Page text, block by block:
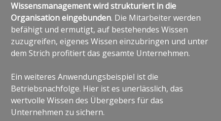
Wissensmanagement wird strukturiert in die
Organisation eingebunden. Die Mitarbeiter werden
befähigt und ermutigt, auf bestehendes Wissen
zuzugreifen, eigenes Wissen einzubringen und unter
dem Strich profitiert das gesamte Unternehmen.
Ein weiteres Anwendungsbeispiel ist die
Betriebsnachfolge. Hier ist es unerlässlich, das
wertvolle Wissen des Übergebers für das
Unternehmen zu sichern.